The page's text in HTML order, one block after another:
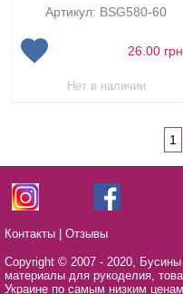
Артикул: BSG580-60
26.00 грн.
Нет в наличии
1
Контакты Отзывы
Copyright © 2007 - 2020,
материалы для рукоделия,
Украине по самым низким